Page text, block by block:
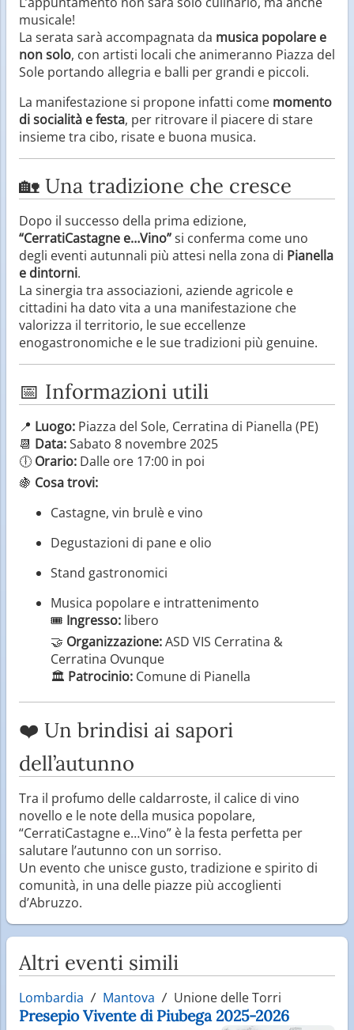
musicale!
La serata sarà accompagnata da musica popolare e
non solo, con artisti locali che animeranno Piazza del
Sole portando allegria e balli per grandi e piccoli.
La manifestazione si propone infatti come momento
di socialità e festa, per ritrovare il piacere di stare
insieme tra cibo, risate e buona musica.
🏡 Una tradizione che cresce
Dopo il successo della prima edizione,
“CerratiCastagne e…Vino”si conferma come uno
degli eventi autunnali più attesi nella zona di Pianella
e dintorni.
La sinergia tra associazioni, aziende agricole e
cittadini ha dato vita a una manifestazione che
valorizza il territorio, le sue eccellenze
enogastronomiche e le sue tradizioni più genuine.
📅 Informazioni utili
📍 Luogo: Piazza del Sole, Cerratina di Pianella (PE)
📆 Data:Sabato 8 novembre 2025
🕕 Orario: Dalle ore 17:00 in poi
🍇 Cosa trovi:
Castagne, vin brulè e vino
Degustazioni di pane e olio
Stand gastronomici
Musica popolare e intrattenimento
🎟️ Ingresso: libero
🤝 Organizzazione:ASD VIS Cerratina &
Cerratina Ovunque
🏛️ Patrocinio: Comune di Pianella
❤️ Un brindisi ai sapori
dell’autunno
Tra il profumo delle caldarroste, il calice di vino
novello e le note della musica popolare,
“CerratiCastagne e…Vino” è la festa perfetta per
salutare l’autunno con un sorriso.
Un evento che unisce gusto, tradizione e spirito di
comunità, in una delle piazze più accoglienti
d’Abruzzo.
Altri eventi simili
Lombardia Mantova Unione delle Torri
Presepio Vivente di Piubega 2025-2026